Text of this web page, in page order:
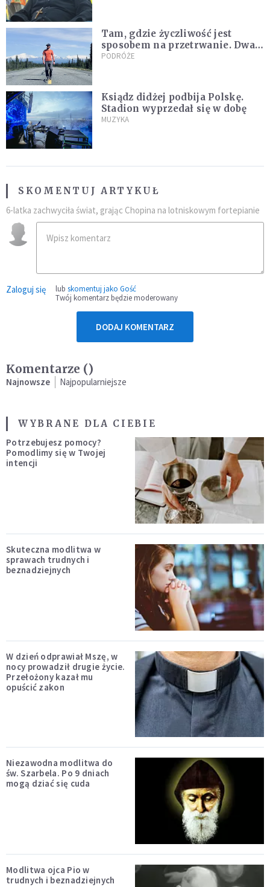
Tam, gdzie życzliwość jest
sposobem na przetrwanie. Dwa
tygodnie na Alasce [REPORTAŻ]
PODRÓŻE
Ksiądz didżej podbija Polskę.
Stadion wyprzedał się w dobę
MUZYKA
SKOMENTUJ ARTYKUŁ
6-latka zachwyciła świat, grając Chopina na lotniskowym fortepianie
Zaloguj się lub skomentuj jako Gość
Twój komentarz będzie moderowany
DODAJ KOMENTARZ
Komentarze ()
Najnowsze Najpopularniejsze
WYBRANE DLA CIEBIE
Potrzebujesz pomocy?
Pomodlimy się w Twojej
intencji
Skuteczna modlitwa w
sprawach trudnych i
beznadziejnych
W dzień odprawiał Mszę, w
nocy prowadził drugie życie.
Przełożony kazał mu
opuścić zakon
Niezawodna modlitwa do
św. Szarbela. Po 9 dniach
mogą dziać się cuda
Modlitwa ojca Pio w
trudnych i beznadziejnych